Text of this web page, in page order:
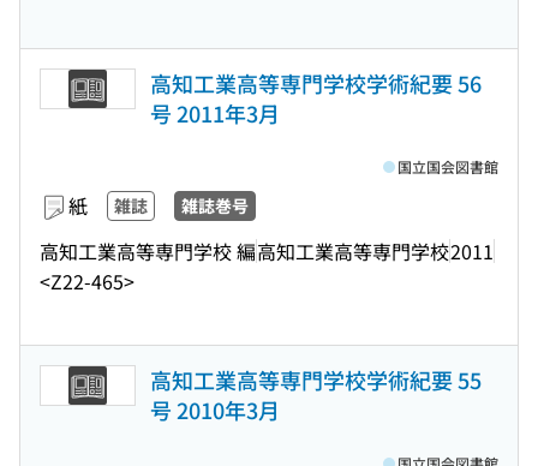
高知工業高等専門学校学術紀要 56
号 2011年3月
紙 雑誌 雑誌巻号
高知工業高等専門学校 編高知工業高等専門学校2011
<Z22-465>
国立国会図書館
高知工業高等専門学校学術紀要 55
号 2010年3月